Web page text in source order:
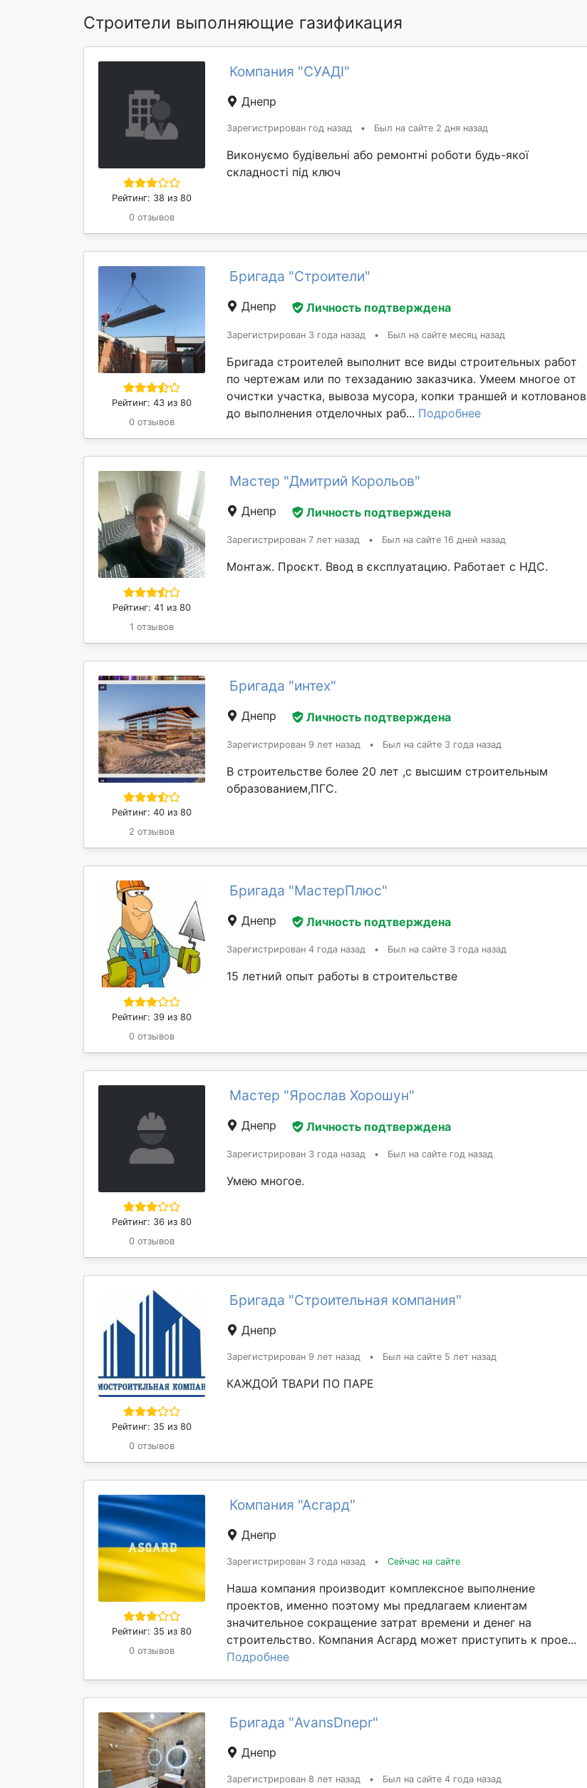
Строители выполняющие газификация
Рейтинг: 38 из 80
0 отзывов
Компания "СУАДІ"
Днепр
Зарегистрирован год назад • Был на сайте 2 дня назад
Виконуємо будівельні або ремонтні роботи будь-якої
складності під ключ
Рейтинг: 43 из 80
0 отзывов
Бригада "Строители"
Днепр Личность подтверждена
Зарегистрирован 3 года назад • Был на сайте месяц назад
Бригада строителей выполнит все виды строительных работ
по чертежам или по техзаданию заказчика. Умеем многое от
очистки участка, вывоза мусора, копки траншей и котлованов
до выполнения отделочных раб... Подробнее
Рейтинг: 41 из 80
1 отзывов
Мастер "Дмитрий Корольов"
Днепр Личность подтверждена
Зарегистрирован 7 лет назад • Был на сайте 16 дней назад
Монтаж. Проєкт. Ввод в єксплуатацию. Работает с НДС.
Рейтинг: 40 из 80
2 отзывов
Бригада "интех"
Днепр Личность подтверждена
Зарегистрирован 9 лет назад • Был на сайте 3 года назад
В строительстве более 20 лет ,с высшим строительным
образованием,ПГС.
Рейтинг: 39 из 80
0 отзывов
Бригада "МастерПлюс"
Днепр Личность подтверждена
Зарегистрирован 4 года назад • Был на сайте 3 года назад
15 летний опыт работы в строительстве
Рейтинг: 36 из 80
0 отзывов
Мастер "Ярослав Хорошун"
Днепр Личность подтверждена
Зарегистрирован 3 года назад • Был на сайте год назад
Умею многое.
Рейтинг: 35 из 80
0 отзывов
Бригада "Строительная компания"
Днепр
Зарегистрирован 9 лет назад • Был на сайте 5 лет назад
КАЖДОЙ ТВАРИ ПО ПАРЕ
Рейтинг: 35 из 80
0 отзывов
Компания "Асгард"
Днепр
Зарегистрирован 3 года назад • Сейчас на сайте
Наша компания производит комплексное выполнение
проектов, именно поэтому мы предлагаем клиентам
значительное сокращение затрат времени и денег на
строительство. Компания Асгард может приступить к прое...
Подробнее
Бригада "AvansDnepr"
Днепр
Зарегистрирован 8 лет назад • Был на сайте 4 года назад